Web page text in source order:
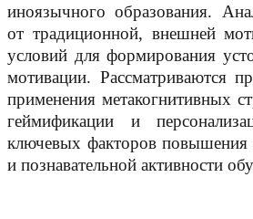
иноязычного образования.
от традиционной, внешней
условий для формирования
мотивации. Рассматриваются
применения метакогнитивных
геймификации и
ключевых факторов повышения
и познавательной активности